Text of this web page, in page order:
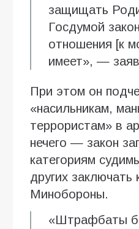
защищать
Госдумой
отношения [к
имеет», —
При этом он
«насильникам,
террористам» в
нечего — закон
категориям
других заключать
Минобороны.
«Штрафбаты